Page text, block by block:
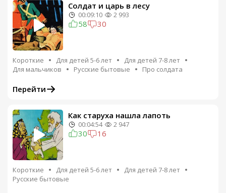
Солдат и царь в лесу
00:09:10 2 993
58 30
Короткие Для детей 5-6 лет
Для детей 7-8 лет
Для мальчиков
Русские бытовые Про солдата
Перейти
Как старуха нашла лапоть
00:04:54 2 947
30 16
Короткие Для детей 5-6 лет
Для детей 7-8 лет
Русские бытовые